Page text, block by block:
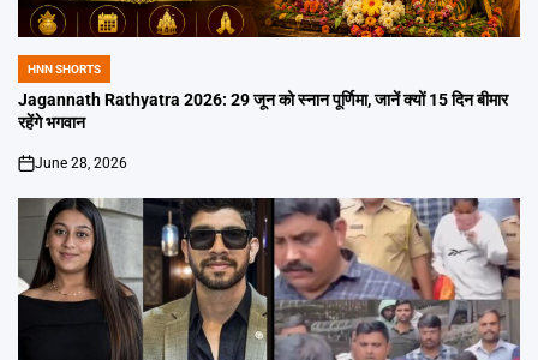
POSTED
IN
HNN SHORTS
Jagannath Rathyatra 2026: 29 जून को स्नान पूर्णिमा, जानें क्यों 15 दिन बीमार
रहेंगे भगवान
on
June 28, 2026